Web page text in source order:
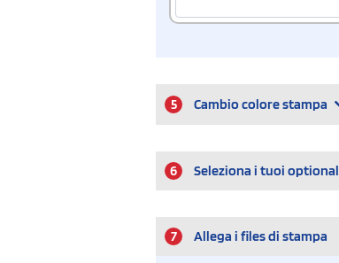
5 Cambio colore stampa
6 Seleziona i tuoi optional
7 Allega i files di stampa